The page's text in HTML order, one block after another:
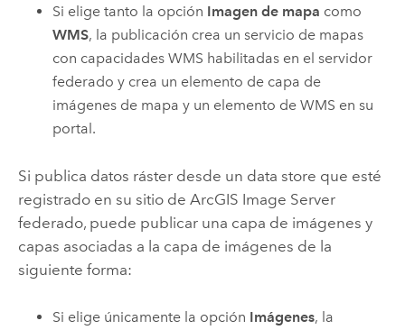
Si elige tanto la opción Imagen de mapa como
WMS, la publicación crea un servicio de mapas
con capacidades WMS habilitadas en el servidor
federado y crea un elemento de capa de
imágenes de mapa y un elemento de WMS en su
portal.
Si publica datos ráster desde un data store que esté
registrado en su sitio de ArcGIS Image Server
federado, puede publicar una capa de imágenes y
capas asociadas a la capa de imágenes de la
siguiente forma:
Si elige únicamente la opción Imágenes, la